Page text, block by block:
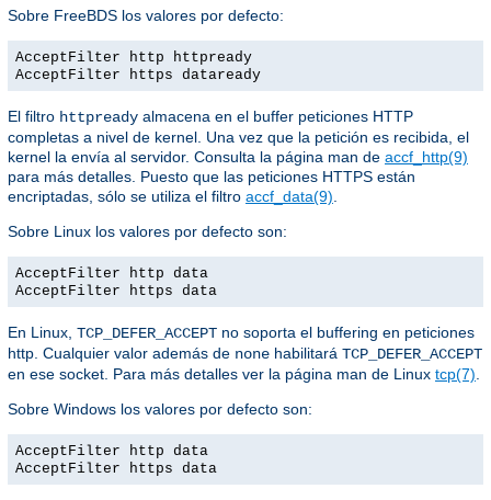
Sobre FreeBDS los valores por defecto:
AcceptFilter http httpready
AcceptFilter https dataready
El filtro httpready almacena en el buffer peticiones HTTP
completas a nivel de kernel. Una vez que la petición es recibida, el
kernel la envía al servidor. Consulta la página man de accf_http(9)
para más detalles. Puesto que las peticiones HTTPS están
encriptadas, sólo se utiliza el filtro accf_data(9)
Sobre Linux los valores por defecto son:
AcceptFilter http data
AcceptFilter https data
En Linux, TCP_DEFER_ACCEPT no soporta el buffering en peticiones
http. Cualquier valor además de none habilitará TCP_DEFER_ACCEPT
en ese socket. Para más detalles ver la página man de Linux tcp(7)
Sobre Windows los valores por defecto son:
AcceptFilter http data
AcceptFilter https data